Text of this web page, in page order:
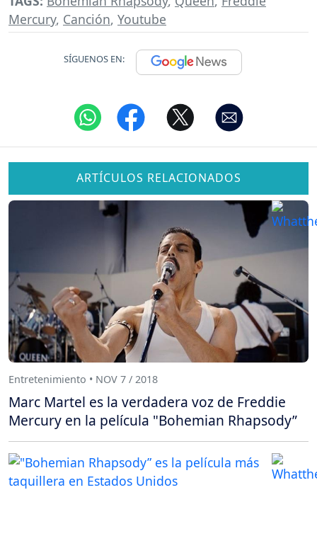
Mercury, Canción, Youtube
SÍGUENOS EN:
ARTÍCULOS RELACIONADOS
Entretenimiento • NOV 7 / 2018
Marc Martel es la verdadera voz de Freddie
Mercury en la película "Bohemian Rhapsody”